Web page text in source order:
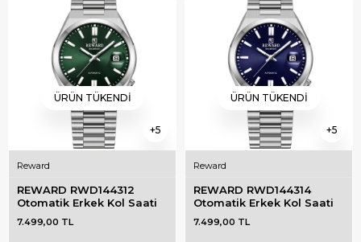
5
ÜRÜN TÜKENDI
Reward
REWARD RWD144312
Otomatik Erkek Kol Saati
7.499,00 TL
5
ÜRÜN TÜKENDI
Reward
REWARD RWD144314
Otomatik Erkek Kol Saati
7.499,00 TL